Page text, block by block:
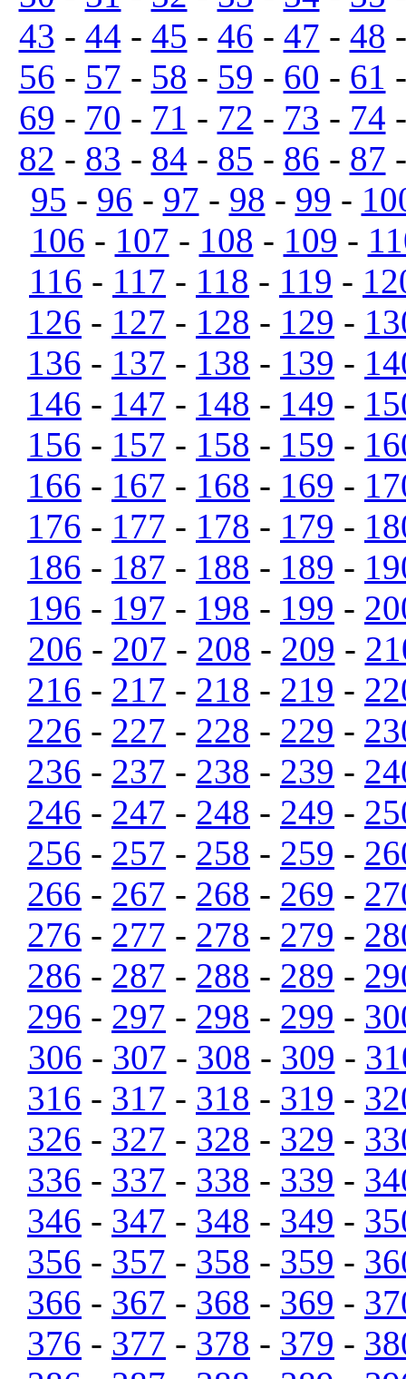
43 - 44 - 45 - 46 - 47 - 48
56 - 57 - 58 - 59 - 60 - 61
69 - 70 - 71 - 72 - 73 - 74
82 - 83 - 84 - 85 - 86 - 87
95 - 96 - 97 - 98 - 99 -
106 - 107 - 108 - 109 -
116 - 117 - 118 - 119 -
126 - 127 - 128 - 129 -
136 - 137 - 138 - 139 -
146 - 147 - 148 - 149 -
156 - 157 - 158 - 159 -
166 - 167 - 168 - 169 -
176 - 177 - 178 - 179 -
186 - 187 - 188 - 189 -
196 - 197 - 198 - 199 -
206 - 207 - 208 - 209 -
216 - 217 - 218 - 219 -
226 - 227 - 228 - 229 -
236 - 237 - 238 - 239 -
246 - 247 - 248 - 249 -
256 - 257 - 258 - 259 -
266 - 267 - 268 - 269 -
276 - 277 - 278 - 279 -
286 - 287 - 288 - 289 -
296 - 297 - 298 - 299 -
306 - 307 - 308 - 309 -
316 - 317 - 318 - 319 -
326 - 327 - 328 - 329 -
336 - 337 - 338 - 339 -
346 - 347 - 348 - 349 -
356 - 357 - 358 - 359 -
366 - 367 - 368 - 369 -
376 - 377 - 378 - 379 -